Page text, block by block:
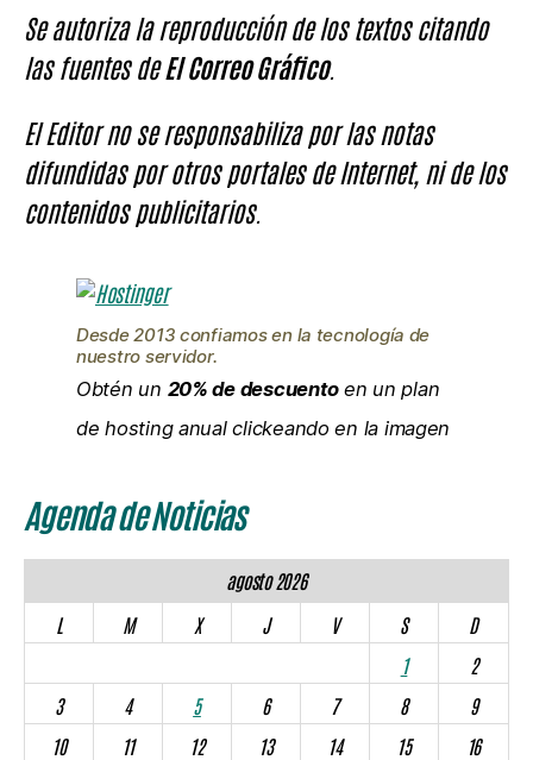
Se autoriza la reproducción de los textos citando
las fuentes deEl Correo Gráfico.
El Editor no se responsabiliza por las notas
difundidas por otros portales de Internet, ni de los
contenidos publicitarios.
Desde 2013 confiamos en la tecnología de
nuestro servidor.
Obtén un 20% de descuentoen un plan
de hosting anual clickeando en la imagen
Agenda de Noticias
agosto 2026
L
M X J V S
D
1
2
3
4 5 6 7 8
9
10
11 12 13 14 15
16